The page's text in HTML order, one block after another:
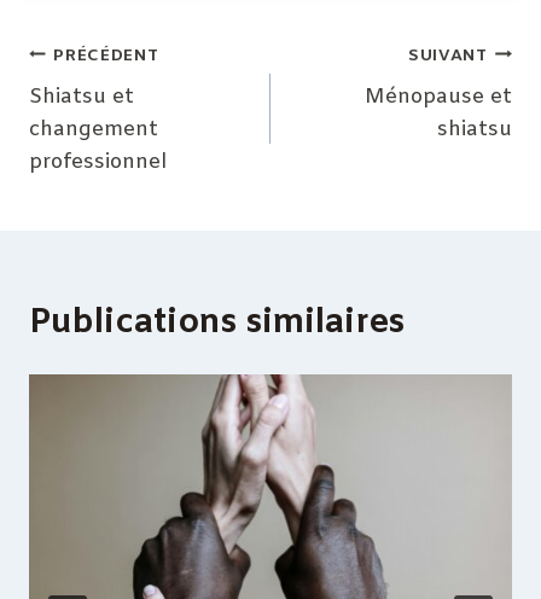
Navigation
de
l’article
PRÉCÉDENT
Shiatsu et
changement
professionnel
SUIVANT
Ménopause et
shiatsu
Publications similaires